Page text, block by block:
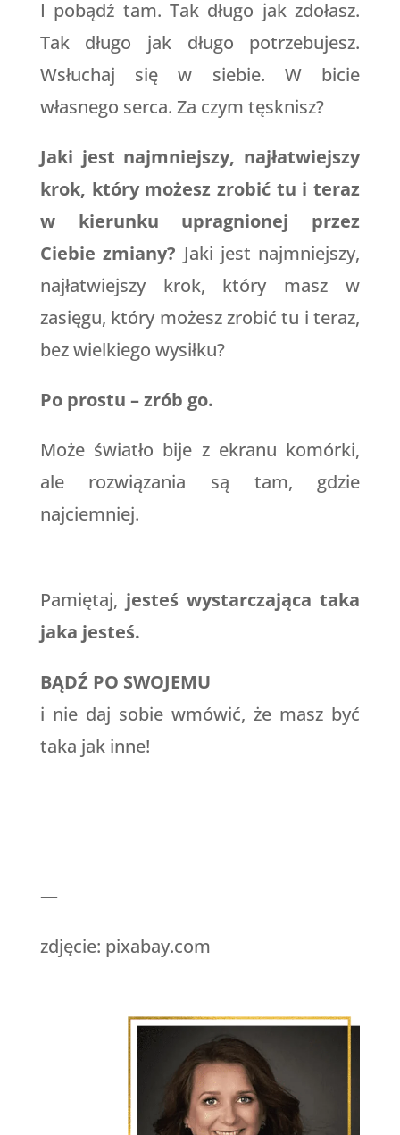
I pobądź tam. Tak długo jak zdołasz.
Tak długo jak długo potrzebujesz.
Wsłuchaj się w siebie. W bicie
własnego serca. Za czym tęsknisz?
Jaki jest najmniejszy, najłatwiejszy
krok, który możesz zrobić tu i teraz
w kierunku upragnionej przez
Ciebie zmiany? Jaki jest najmniejszy,
najłatwiejszy krok, który masz w
zasięgu, który możesz zrobić tu i teraz,
bez wielkiego wysiłku?
Po prostu – zrób go.
Może światło bije z ekranu komórki,
ale rozwiązania są tam, gdzie
najciemniej.
Pamiętaj, jesteś wystarczająca taka
jaka jesteś.
BĄDŹ PO SWOJEMU
i nie daj sobie wmówić, że masz być
taka jak inne!
—
zdjęcie: pixabay.com